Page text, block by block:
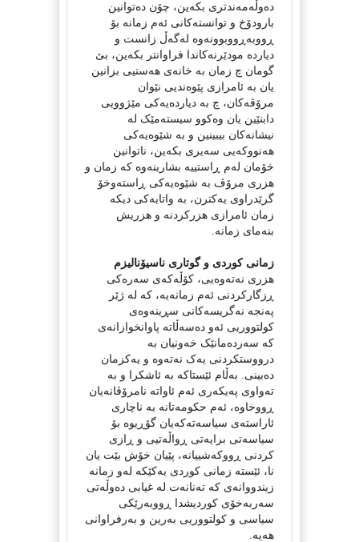
دەوڵەمەندتری بکەین، چۆن دەتوانین
بارودۆخ و توانستەکانی ئەم زمانە بۆ
ڕووبەڕووبوونەوە لەگەڵ زانست و
دیاردە مودێرنەکاندا فراوانتر بکەین، بێ
گومان چ زمان بە خانەی ھەستیی بزانین
یان بە ئامرازی پێوەندیی نێوان
مرۆڤەکان، چ بە دیاردەیەکی مێژوویی
دابنێین یان وەکوو سیستەمێک لە
نیشانەکان بیبینین و بە شێوەیەکی
ھەنووکەیی سەیری بکەین، ناتوانین
خۆمان لەم ڕاستییە بشارینەوە کە زمان و
هزری مرۆڤ بە شێوەیەکی ڕاستەوخۆ
گرێدراوی یەکترن، بە واتایەکی‌ دیکە
زمان ئامرازی هزرکردنە و هزریش
بنەمای زمانە.
زمانی کوردی و گوتاری ناسیۆنالیزم
هزری نەتەوەیی، کۆڵەکەی سەرەکی
ڕزگارکردنی ئەم زمانەیە، کە لە ژێر
پەنجە نەگریسەکانی سڕینەوەی
کولتووریی ئەو دەسەڵاتە پاوانخوازانەی
کە سەردەمانێک خەونیان بە
درووستکردنی یەک نەتەوە و یەکزمان
دەبینی. بەڵام ئێستاکە بە ئاشکرا و بە
تەواوی پەیکەری ئەم ئاواتە نامرۆڤانەیان
ڕووخاوە، ئەم حکومەتانە بە ناچاری
ئاراستەی سیاسەتەکەیان گۆڕیوە بۆ
سیاسەتی برایەتی ڕواڵەتیی و ڕازی
کردنی ڕووکەشییانە، پێیان خۆش بێت یان
نا، ئێستە زمانی کوردی یەکێکە لەو زمانە
زیندووانەی کە تەنانەت لە غیابی دەوڵەتی
سەربەخۆی کوردیشدا ڕووبەرێکی
سیاسی و کولتووریی بەرین و بەرفراوانی
ھەیە.